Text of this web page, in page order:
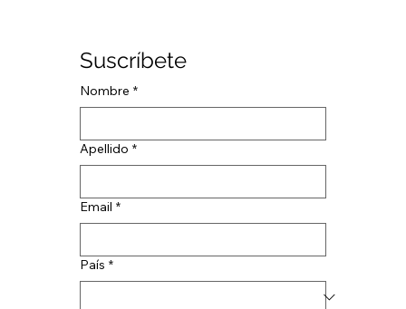
Suscríbete
Nombre *
Apellido *
Email *
País *